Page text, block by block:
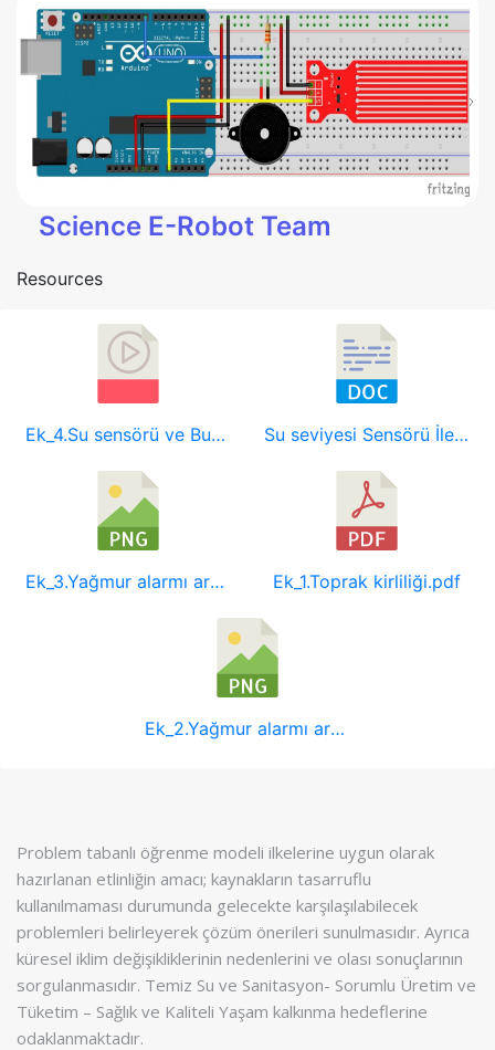
Science E-Robot Team
Resources
Ek_4.Su sensörü ve Buzzer _ Arduino.mp4 Su seviyesi Sensörü İle Meyvelerin İlaçlanma Zamanının Tespit Edilmesi.docx
Ek_3.Yağmur alarmı arduino kodu.png Ek_1.Toprak kirliliği.pdf
Ek_2.Yağmur alarmı arduino devre şeması.png
Problem tabanlı öğrenme modeli ilkelerine uygun olarak
hazırlanan etlinliğin amacı; kaynakların tasarruflu
kullanılmaması durumunda gelecekte karşılaşılabilecek
problemleri belirleyerek çözüm önerileri sunulmasıdır. Ayrıca
küresel iklim değişikliklerinin nedenlerini ve olası sonuçlarının
sorgulanmasıdır. Temiz Su ve Sanitasyon- Sorumlu Üretim ve
Tüketim – Sağlık ve Kaliteli Yaşam kalkınma hedeflerine
odaklanmaktadır.